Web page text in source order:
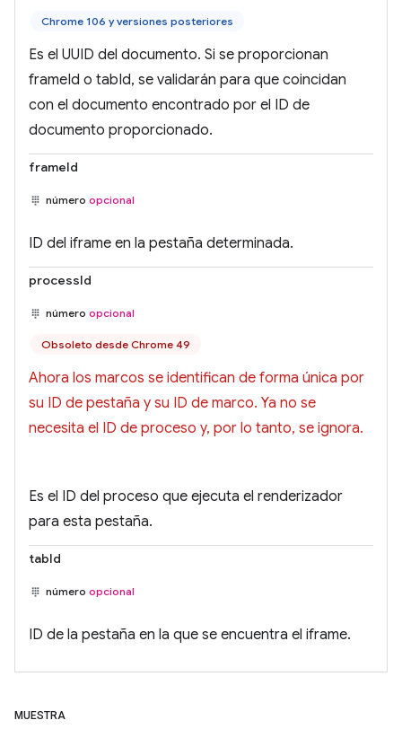
Chrome 106 y versiones posteriores
Es el UUID del documento. Si se proporcionan
frameId o tabId, se validarán para que coincidan
con el documento encontrado por el ID de
documento proporcionado.
frameId
número opcional
ID del iframe en la pestaña determinada.
processId
número opcional
Obsoleto desde Chrome 49
Ahora los marcos se identifican de forma única por
su ID de pestaña y su ID de marco. Ya no se
necesita el ID de proceso y, por lo tanto, se ignora.
Es el ID del proceso que ejecuta el renderizador
para esta pestaña.
tabId
número opcional
ID de la pestaña en la que se encuentra el iframe.
MUESTRA